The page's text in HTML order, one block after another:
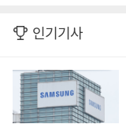
인기기사